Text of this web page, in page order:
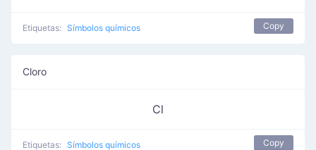
Etiquetas: Símbolos químicos Copy
Cloro
Cl
Etiquetas: Símbolos químicos Copy